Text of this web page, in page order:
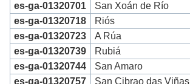
es-ga-01320701
San Xoán de Río
es-ga-01320718
Riós
es-ga-01320723
A Rúa
es-ga-01320739
Rubiá
es-ga-01320744
San Amaro
es-ga-01320757
San Cibrao das Viñas